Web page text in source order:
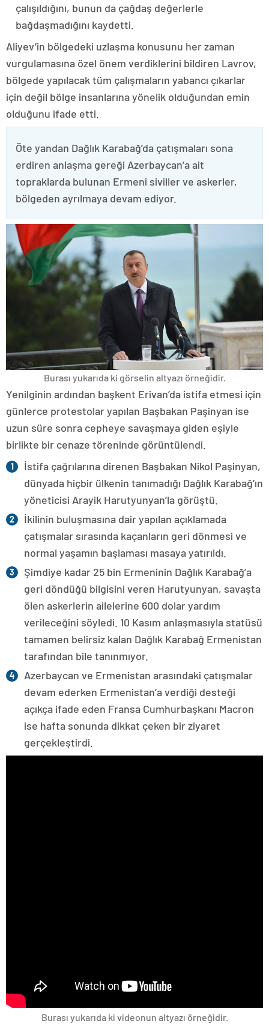
çalışıldığını, bunun da çağdaş değerlerle
bağdaşmadığını kaydetti.
Aliyev’in bölgedeki uzlaşma konusunu her zaman
vurgulamasına özel önem verdiklerini bildiren Lavrov,
bölgede yapılacak tüm çalışmaların yabancı çıkarlar
için değil bölge insanlarına yönelik olduğundan emin
olduğunu ifade etti.
Öte yandan Dağlık Karabağ’da çatışmaları sona
erdiren anlaşma gereği Azerbaycan’a ait
topraklarda bulunan Ermeni siviller ve askerler,
bölgeden ayrılmaya devam ediyor.
Burası yukarıda ki görselin altyazı örneğidir.
Yenilginin ardından başkent Erivan’da istifa etmesi için
günlerce protestolar yapılan Başbakan Paşinyan ise
uzun süre sonra cepheye savaşmaya giden eşiyle
birlikte bir cenaze töreninde görüntülendi.
İstifa çağrılarına direnen Başbakan Nikol Paşinyan,
dünyada hiçbir ülkenin tanımadığı Dağlık Karabağ’ın
yöneticisi Arayik Harutyunyan’la görüştü.
İkilinin buluşmasına dair yapılan açıklamada
çatışmalar sırasında kaçanların geri dönmesi ve
normal yaşamın başlaması masaya yatırıldı.
Şimdiye kadar 25 bin Ermeninin Dağlık Karabağ’a
geri döndüğü bilgisini veren Harutyunyan, savaşta
ölen askerlerin ailelerine 600 dolar yardım
verileceğini söyledi. 10 Kasım anlaşmasıyla statüsü
tamamen belirsiz kalan Dağlık Karabağ Ermenistan
tarafından bile tanınmıyor.
Azerbaycan ve Ermenistan arasındaki çatışmalar
devam ederken Ermenistan’a verdiği desteği
açıkça ifade eden Fransa Cumhurbaşkanı Macron
ise hafta sonunda dikkat çeken bir ziyaret
gerçekleştirdi.
Burası yukarıda ki videonun altyazı örneğidir.